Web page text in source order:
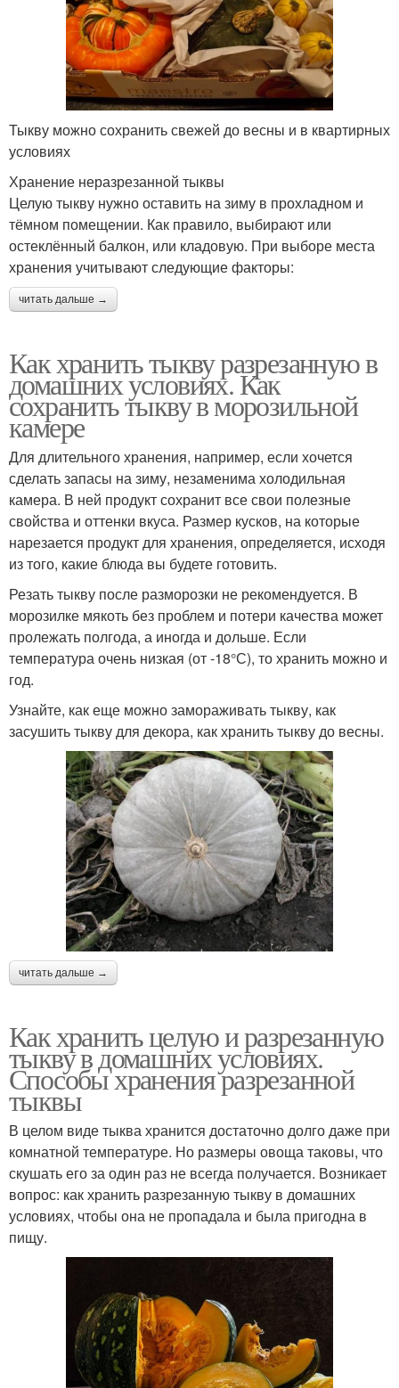
Тыкву можно сохранить свежей до весны и в квартирных
условиях
Хранение неразрезанной тыквы
Целую тыкву нужно оставить на зиму в прохладном и
тёмном помещении. Как правило, выбирают или
остеклённый балкон, или кладовую. При выборе места
хранения учитывают следующие факторы:
читать дальше →
Как хранить тыкву разрезанную в
домашних условиях. Как
сохранить тыкву в морозильной
камере
Для длительного хранения, например, если хочется
сделать запасы на зиму, незаменима холодильная
камера. В ней продукт сохранит все свои полезные
свойства и оттенки вкуса. Размер кусков, на которые
нарезается продукт для хранения, определяется, исходя
из того, какие блюда вы будете готовить.
Резать тыкву после разморозки не рекомендуется. В
морозилке мякоть без проблем и потери качества может
пролежать полгода, а иногда и дольше. Если
температура очень низкая (от -18°С), то хранить можно и
год.
Узнайте, как еще можно замораживать тыкву, как
засушить тыкву для декора, как хранить тыкву до весны.
читать дальше →
Как хранить целую и разрезанную
тыкву в домашних условиях.
Способы хранения разрезанной
тыквы
В целом виде тыква хранится достаточно долго даже при
комнатной температуре. Но размеры овоща таковы, что
скушать его за один раз не всегда получается. Возникает
вопрос: как хранить разрезанную тыкву в домашних
условиях, чтобы она не пропадала и была пригодна в
пищу.